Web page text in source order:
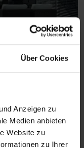
Über Cookies
Anzeigen zu
Medien anbieten
Website zu
zu Ihrer
lassen! Wie sie